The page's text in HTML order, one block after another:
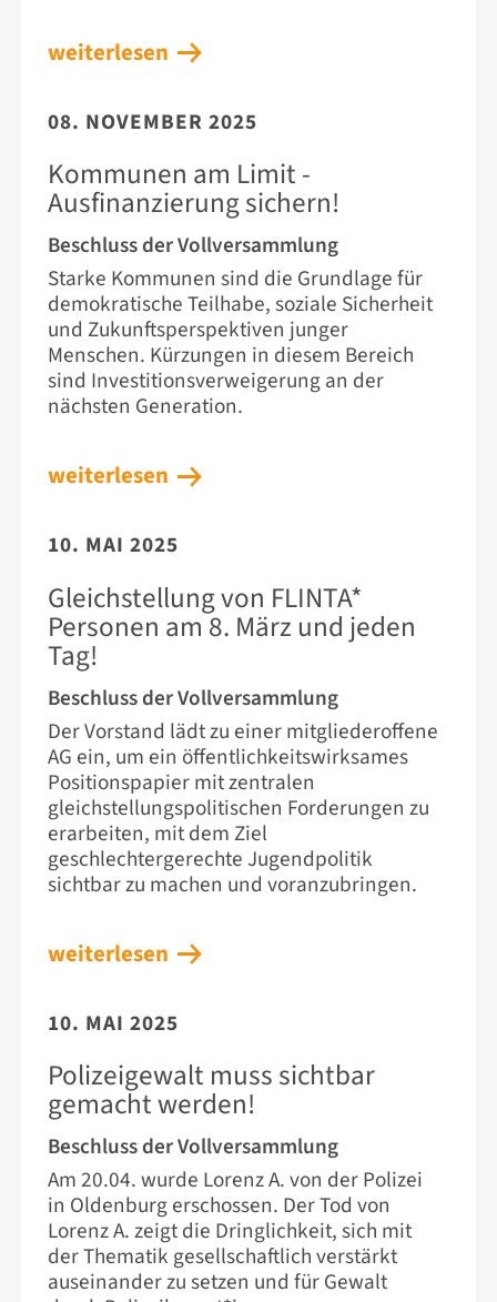
weiterlesen
08. NOVEMBER 2025
Kommunen am Limit -
Ausfinanzierung sichern!
Beschluss der Vollversammlung
Starke Kommunen sind die Grundlage für
demokratische Teilhabe, soziale Sicherheit
und Zukunftsperspektiven junger
Menschen. Kürzungen in diesem Bereich
sind Investitionsverweigerung an der
nächsten Generation.
weiterlesen
10. MAI 2025
Gleichstellung von FLINTA*
Personen am 8. März und jeden
Tag!
Beschluss der Vollversammlung
Der Vorstand lädt zu einer mitgliederoffene
AG ein, um ein öffentlichkeitswirksames
Positionspapier mit zentralen
gleichstellungspolitischen Forderungen zu
erarbeiten, mit dem Ziel
geschlechtergerechte Jugendpolitik
sichtbar zu machen und voranzubringen.
weiterlesen
10. MAI 2025
Polizeigewalt muss sichtbar
gemacht werden!
Beschluss der Vollversammlung
Am 20.04. wurde Lorenz A. von der Polizei
in Oldenburg erschossen. Der Tod von
Lorenz A. zeigt die Dringlichkeit, sich mit
der Thematik gesellschaftlich verstärkt
auseinander zu setzen und für Gewalt